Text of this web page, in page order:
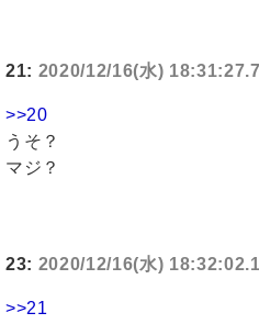
21: 2020/12/16(水)
>>20
うそ？
マジ？
23: 2020/12/16(水)
>>21